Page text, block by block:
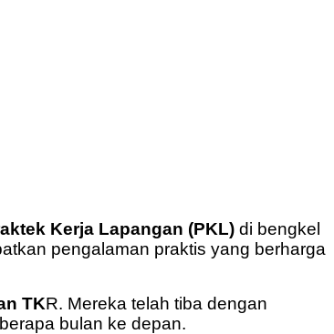
Kerja Lapangan (PKL) di bengkel
pengalaman praktis yang berharga
TKR. Mereka telah tiba dengan
bulan ke depan.